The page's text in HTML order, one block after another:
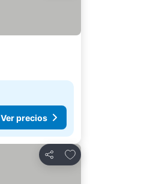
Ver precios
Compartir
Agregar a favoritos